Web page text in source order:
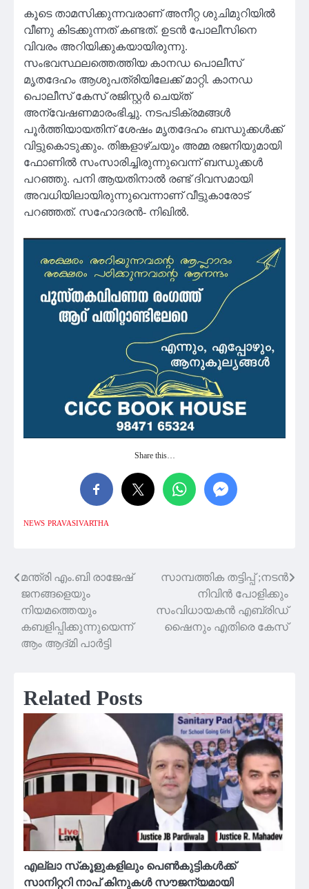
കൂടെ താമസിക്കുന്നവരാണ് അനീറ്റ ശുചിമുറിയില്‍
വീണു കിടക്കുന്നത് കണ്ടത്. ഉടന്‍ പോലീസിനെ
വിവരം അറിയിക്കുകയായിരുന്നു.
സംഭവസ്ഥലത്തെത്തിയ കാനഡ പൊലീസ്
മൃതദേഹം ആശുപത്രിയിലേക്ക് മാറ്റി. കാനഡ
പൊലീസ് കേസ് രജിസ്റ്റര്‍ ചെയ്ത്
അന്വേഷണമാരംഭിച്ചു. നടപടിക്രമങ്ങൾ
പൂർത്തിയായതിന് ശേഷം മൃതദേഹം ബന്ധുക്കള്‍ക്ക്
വിട്ടുകൊടുക്കും. തിങ്കളാഴ്ചയും അമ്മ രജനിയുമായി
ഫോണില്‍ സംസാരിച്ചിരുന്നുവെന്ന് ബന്ധുക്കൾ
പറഞ്ഞു. പനി ആയതിനാല്‍ രണ്ട് ദിവസമായി
അവധിയിലായിരുന്നുവെന്നാണ് വീട്ടുകാരോട്
പറഞ്ഞത്. സഹോദരന്‍- നിഖില്‍.
Share this…
NEWS PRAVASIVARTHA
Post
navigation
മന്ത്രി എം.ബി രാജേഷ്
ജനങ്ങളെയും
നിയമത്തെയും
കബളിപ്പിക്കുന്നുയെന്ന്
ആം ആദ്‌മി പാർട്ടി
സാമ്പത്തിക തട്ടിപ്പ് ;നടൻ
നിവിൻ പോളിക്കും
സംവിധായകൻ എബ്രിഡ്
ഷൈനും എതിരെ കേസ്
Related Posts
എല്ലാ സ്‌കൂളുകളിലും പെൺകുട്ടികൾക്ക്
സാനിറ്ററി നാപ് കിനുകൾ സൗജന്യമായി